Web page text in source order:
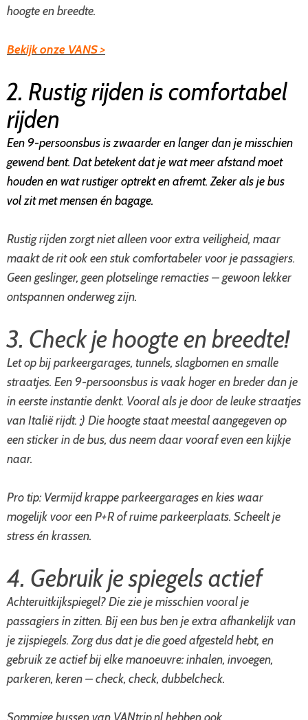
hoogte en breedte.
Bekijk onze VANS >
2. Rustig rijden is comfortabel
rijden
Een 9-persoonsbus is zwaarder en langer dan je misschien
gewend bent. Dat betekent dat je wat meer afstand moet
houden en wat rustiger optrekt en afremt. Zeker als je bus
vol zit met mensen én bagage.
Rustig rijden zorgt niet alleen voor extra veiligheid, maar
maakt de rit ook een stuk comfortabeler voor je passagiers.
Geen geslinger, geen plotselinge remacties – gewoon lekker
ontspannen onderweg zijn.
3. Check je hoogte en breedte!
Let op bij parkeergarages, tunnels, slagbomen en smalle
straatjes. Een 9-persoonsbus is vaak hoger en breder dan je
in eerste instantie denkt. Vooral als je door de leuke straatjes
van Italië rijdt. ;) Die hoogte staat meestal aangegeven op
een sticker in de bus, dus neem daar vooraf even een kijkje
naar.
Pro tip: Vermijd krappe parkeergarages en kies waar
mogelijk voor een P+R of ruime parkeerplaats. Scheelt je
stress én krassen.
4. Gebruik je spiegels actief
Achteruitkijkspiegel? Die zie je misschien vooral je
passagiers in zitten. Bij een bus ben je extra afhankelijk van
je zijspiegels. Zorg dus dat je die goed afgesteld hebt, en
gebruik ze actief bij elke manoeuvre: inhalen, invoegen,
parkeren, keren – check, check, dubbelcheck.